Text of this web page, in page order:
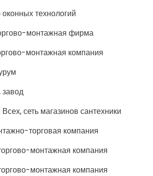
оконных технологий
монтажная фирма
монтажная компания
сеть магазинов сантехники
торговая компания
монтажная компания
монтажная компания